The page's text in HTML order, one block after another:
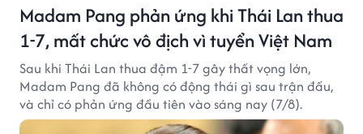
Madam Pang phản ứng khi Thái Lan thua
1-7, mất chức vô địch vì tuyển Việt Nam
Sau khi Thái Lan thua đậm 1-7 gây thất vọng lớn,
Madam Pang đã không có động thái gì sau trận đấu,
và chỉ có phản ứng đầu tiên vào sáng nay (7/8).